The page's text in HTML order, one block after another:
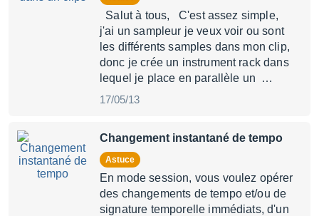
Salut à tous, C'est assez simple,
j'ai un sampleur je veux voir ou sont
les différents samples dans mon clip,
donc je crée un instrument rack dans
lequel je place en parallèle un …
17/05/13
Changement instantané de tempo
Astuce
En mode session, vous voulez opérer
des changements de tempo et/ou de
signature temporelle immédiats, d'un